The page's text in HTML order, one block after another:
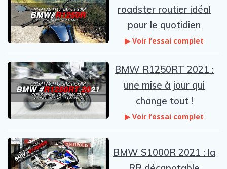
roadster routier idéal
pour le quotidien
▶ Voir l’essai complet
BMW R1250RT 2021 :
une mise à jour qui
change tout !
▶ Voir l’essai complet
BMW S1000R 2021 : la